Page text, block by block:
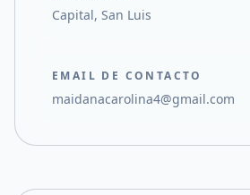
Capital, San Luis
EMAIL DE CONTACTO
maidanacarolina4@gmail.com